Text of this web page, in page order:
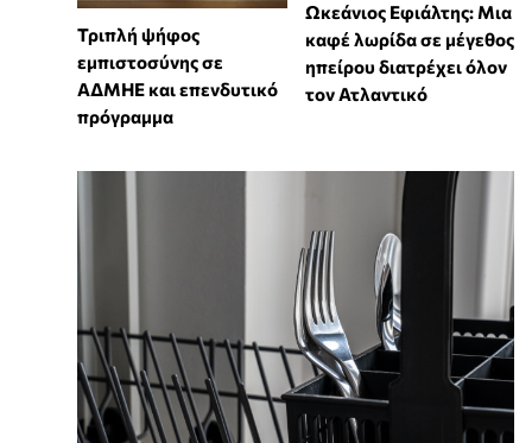
Τριπλή ψήφος
εμπιστοσύνης σε
ΑΔΜΗΕ και επενδυτικό
πρόγραμμα
Ωκεάνιος Εφιάλτης: Μια
καφέ λωρίδα σε μέγεθος
ηπείρου διατρέχει όλον
τον Ατλαντικό